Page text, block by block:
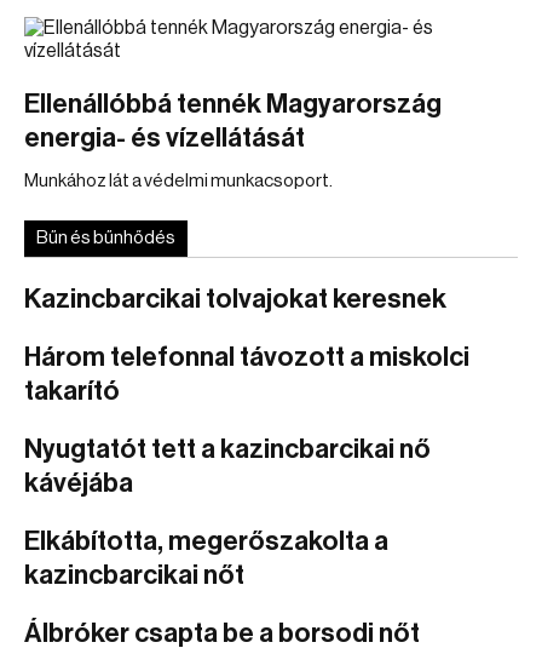
Ellenállóbbá tennék Magyarország
energia- és vízellátását
Munkához lát a védelmi munkacsoport.
Bűn és bűnhődés
Kazincbarcikai tolvajokat keresnek
Három telefonnal távozott a miskolci
takarító
Nyugtatót tett a kazincbarcikai nő
kávéjába
Elkábította, megerőszakolta a
kazincbarcikai nőt
Álbróker csapta be a borsodi nőt